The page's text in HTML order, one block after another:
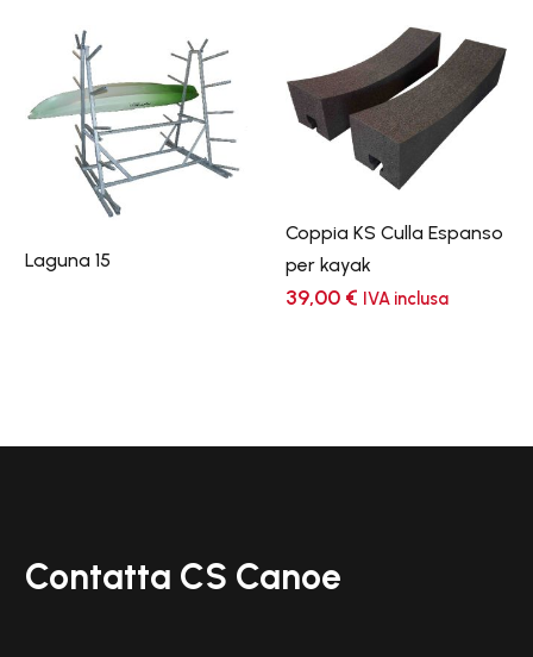
Laguna 15
Coppia KS Culla Espanso
per kayak
39,00 € IVA inclusa
Contatta CS Canoe